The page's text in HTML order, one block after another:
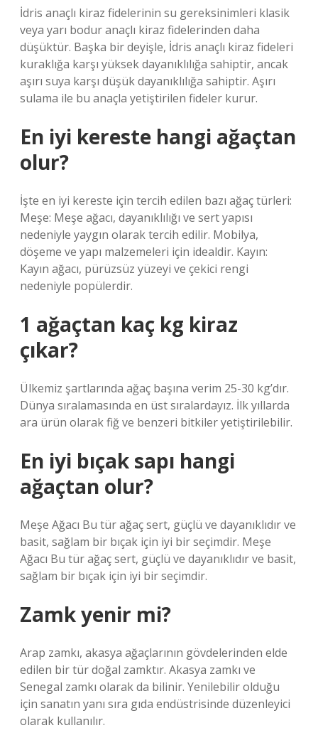
İdris anaçlı kiraz fidelerinin su gereksinimleri klasik
veya yarı bodur anaçlı kiraz fidelerinden daha
düşüktür. Başka bir deyişle, İdris anaçlı kiraz fideleri
kuraklığa karşı yüksek dayanıklılığa sahiptir, ancak
aşırı suya karşı düşük dayanıklılığa sahiptir. Aşırı
sulama ile bu anaçla yetiştirilen fideler kurur.
En iyi kereste hangi ağaçtan
olur?
İşte en iyi kereste için tercih edilen bazı ağaç türleri:
Meşe: Meşe ağacı, dayanıklılığı ve sert yapısı
nedeniyle yaygın olarak tercih edilir. Mobilya,
döşeme ve yapı malzemeleri için idealdir. Kayın:
Kayın ağacı, pürüzsüz yüzeyi ve çekici rengi
nedeniyle popülerdir.
1 ağaçtan kaç kg kiraz
çıkar?
Ülkemiz şartlarında ağaç başına verim 25-30 kg’dır.
Dünya sıralamasında en üst sıralardayız. İlk yıllarda
ara ürün olarak fiğ ve benzeri bitkiler yetiştirilebilir.
En iyi bıçak sapı hangi
ağaçtan olur?
Meşe Ağacı Bu tür ağaç sert, güçlü ve dayanıklıdır ve
basit, sağlam bir bıçak için iyi bir seçimdir. Meşe
Ağacı Bu tür ağaç sert, güçlü ve dayanıklıdır ve basit,
sağlam bir bıçak için iyi bir seçimdir.
Zamk yenir mi?
Arap zamkı, akasya ağaçlarının gövdelerinden elde
edilen bir tür doğal zamktır. Akasya zamkı ve
Senegal zamkı olarak da bilinir. Yenilebilir olduğu
için sanatın yanı sıra gıda endüstrisinde düzenleyici
olarak kullanılır.